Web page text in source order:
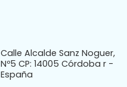
Calle Alcalde Sanz Noguer,
Nº5 CP: 14005 Córdoba r -
España